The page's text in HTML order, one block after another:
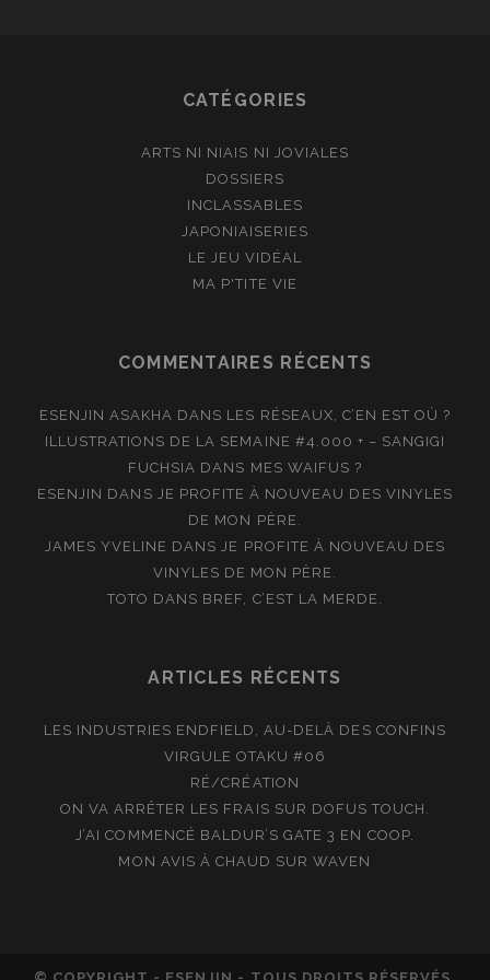
CATÉGORIES
ARTS NI NIAIS NI JOVIALES
DOSSIERS
INCLASSABLES
JAPONIAISERIES
LE JEU VIDÉAL
MA P'TITE VIE
COMMENTAIRES RÉCENTS
ESENJIN ASAKHA DANS LES RÉSEAUX, C’EN EST OÙ ?
ILLUSTRATIONS DE LA SEMAINE #4.000 + – SANGIGI
FUCHSIA DANS MES WAIFUS ?
ESENJIN DANS JE PROFITE À NOUVEAU DES VINYLES
DE MON PÈRE.
JAMES YVELINE DANSJE PROFITE À NOUVEAU DES
VINYLES DE MON PÈRE.
TOTO DANS BREF, C’EST LA MERDE.
ARTICLES RÉCENTS
LES INDUSTRIES ENDFIELD, AU-DELÀ DES CONFINS
VIRGULE OTAKU #06
RÉ/CRÉATION
ON VA ARRÊTER LES FRAIS SUR DOFUS TOUCH.
J’AI COMMENCÉ BALDUR’S GATE 3 EN COOP.
MON AVIS À CHAUD SUR WAVEN